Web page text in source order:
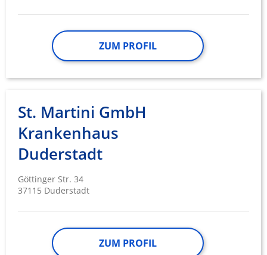
ZUM PROFIL
St. Martini GmbH
Krankenhaus
Duderstadt
Göttinger Str. 34
37115 Duderstadt
ZUM PROFIL